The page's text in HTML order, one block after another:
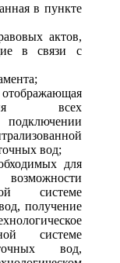
в пункте
актов,
в связи с
всех
вод;
для
системе
получение
системе
вод,